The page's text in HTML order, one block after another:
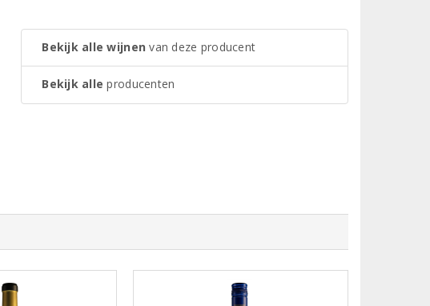
Bekijk alle wijnen van deze producent
Bekijk alle producenten